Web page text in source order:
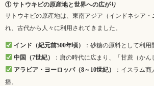
① サトウキビの原産地と世界への広がり
サトウキビの原産地は、東南アジア（インドネシア・
れ、古代から人々に利用されてきました。
インド（紀元前500年頃）
：砂糖の原料として利用
中国（7世紀）
：唐の時代に広まり、「甘蔗（かん
アラビア・ヨーロッパ（8～10世紀）
：イスラム
播。